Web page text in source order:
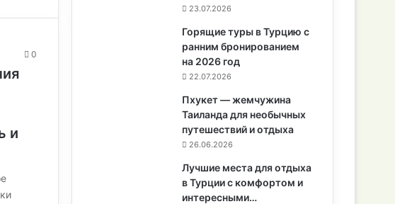
0
и
23.07.2026
Горящие туры в Турцию с
ранним бронированием
на 2026 год
22.07.2026
Пхукет — жемчужина
Таиланда для необычных
путешествий и отдыха
26.06.2026
Лучшие места для отдыха
в Турции с комфортом и
интересными…